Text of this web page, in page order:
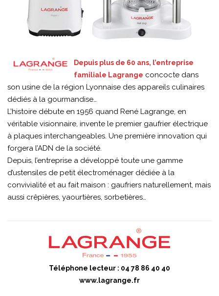
Depuis plus de 60 ans, l’entreprise
familiale Lagrange concocte dans
son usine de la région Lyonnaise des appareils culinaires
dédiés à la gourmandise…
L’histoire débute en 1956 quand René Lagrange, en
véritable visionnaire, invente le premier gaufrier électrique
à plaques interchangeables. Une première innovation qui
forgera l’ADN de la société.
Depuis, l’entreprise a développé toute une gamme
d’ustensiles de petit électroménager dédiée à la
convivialité et au fait maison : gaufriers naturellement, mais
aussi crêpières, yaourtières, sorbetières…
Téléphone lecteur : 04 78 86 40 40
www.lagrange.fr